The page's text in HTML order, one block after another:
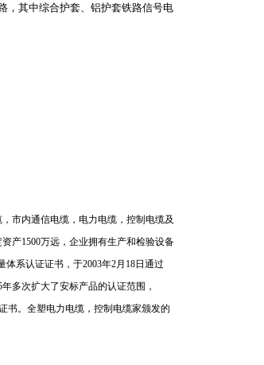
，其中综合护套、铝护套铁路信号电
市内通信电缆，电力电缆，控制电缆及
资产1500万远，企业拥有生产和检验设备
体系认证证书，于2003年2月 18日通过
年多次扩大了安标产品的认证范围，
书。全塑电力电缆，控制电缆家颁发的